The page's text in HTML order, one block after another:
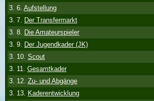
3. 6. Aufstellung
3. 7. Der Transfermarkt
3. 8. Die Amateurspieler
3. 9. Der Jugendkader (JK)
3. 10. Scout
3. 11. Gesamtkader
3. 12. Zu- und Abgänge
3. 13. Kaderentwicklung